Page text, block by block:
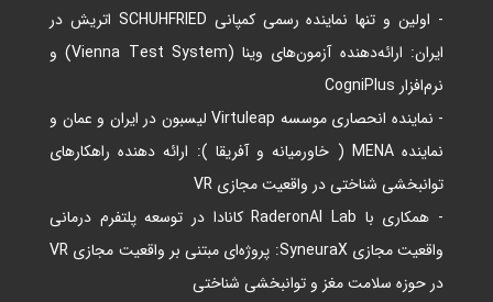
- اولین و تنها نماینده رسمی کمپانی
SCHUHFRIED اتریش در
ایران: ارائه‌دهنده آزمون‌های وینا (Vienna Test System) و
نرم‌افزار CogniPlus
- نماینده انحصاری موسسه Virtuleap لیسبون در ایران و عمان و
نماینده MENA ( خاورمیانه و آفریقا ): ارائه دهنده راهکارهای
توانبخشی شناختی در واقعیت مجازی VR
- همکاری با RaderonAI Lab کانادا در توسعه پلتفرم درمانی
واقعیت مجازی SyneuraX: پروژه‌ای مبتنی بر واقعیت مجازی VR
در حوزه سلامت مغز و توانبخشی شناختی